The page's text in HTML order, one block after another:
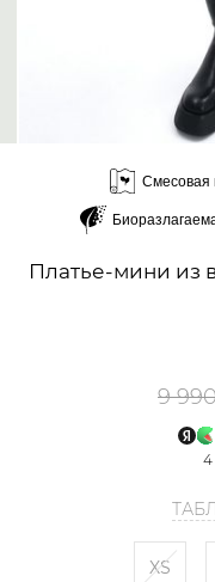
Смесовая
Платье-мини из
9
4
XS